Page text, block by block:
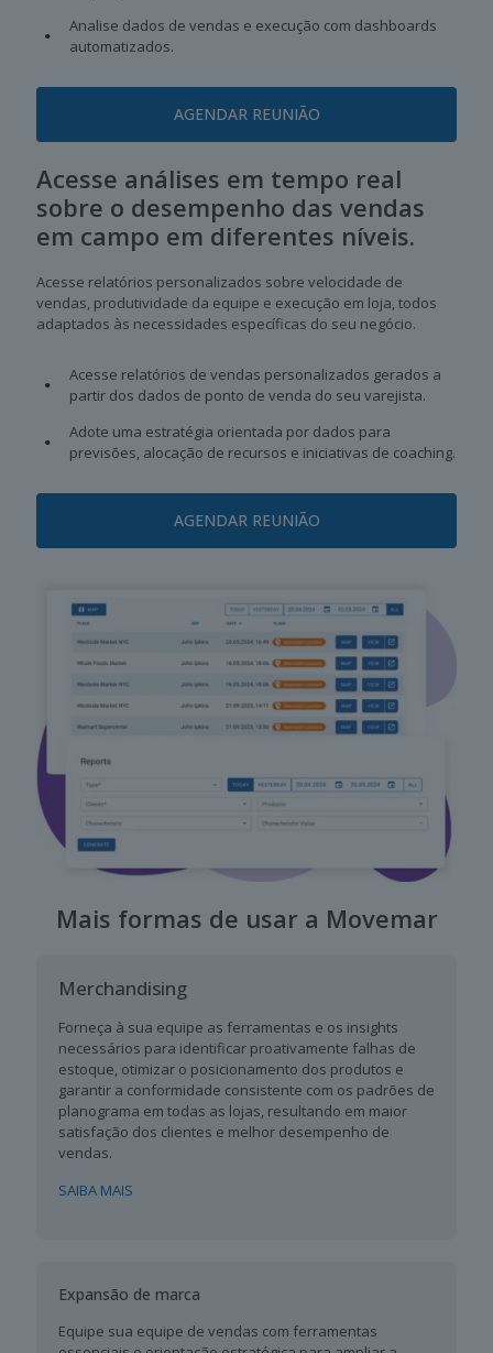
Analise dados de vendas e execução com dashboards
automatizados.
AGENDAR REUNIÃO
Acesse análises em tempo real
sobre o desempenho das vendas
em campo em diferentes níveis.
Acesse relatórios personalizados sobre velocidade de
vendas, produtividade da equipe e execução em loja, todos
adaptados às necessidades específicas do seu negócio.
Acesse relatórios de vendas personalizados gerados a
partir dos dados de ponto de venda do seu varejista.
Adote uma estratégia orientada por dados para
previsões, alocação de recursos e iniciativas de coaching.
AGENDAR REUNIÃO
Mais formas de usar a Movemar
Merchandising
Forneça à sua equipe as ferramentas e os insights
necessários para identificar proativamente falhas de
estoque, otimizar o posicionamento dos produtos e
garantir a conformidade consistente com os padrões de
planograma em todas as lojas, resultando em maior
satisfação dos clientes e melhor desempenho de
vendas.
SAIBA MAIS
Expansão de marca
Equipe sua equipe de vendas com ferramentas